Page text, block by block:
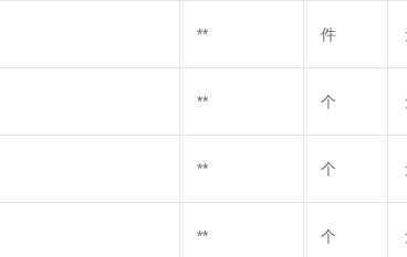
** 件
** 个
** 个
** 个